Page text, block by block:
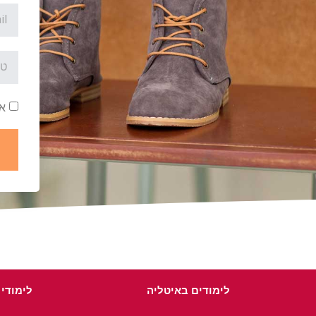
לימודים באיטליה